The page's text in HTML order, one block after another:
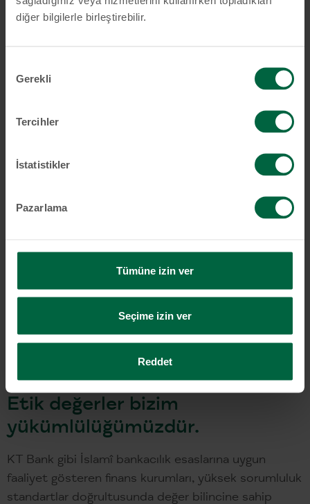
diğer bilgilerle birleştirebilir.
Seçimi
Gerekli
Tercihler
İstatistikler
Pazarlama
Tümüne izin ver
Seçime izin ver
Reddet
Etik değerler bizim
yükümlülüğümüzdür.
KT Bank gibi İslamî bankacılık esaslarına uygun
faaliyet gösteren finans kurumları, yüksek sorumluluk
standartlar doğrultusunda değer bilincine sahip